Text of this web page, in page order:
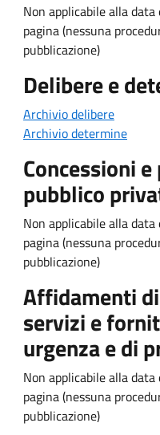
Non applicabile alla
pagina (nessuna
pubblicazione)
Delibere e
Archivio delibere
Archivio determine
Concessioni
pubblico
Non applicabile alla
pagina (nessuna
pubblicazione)
Affidamenti
servizi e
urgenza e di
Non applicabile alla
pagina (nessuna
pubblicazione)